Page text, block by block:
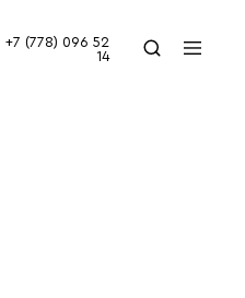
+7 (778) 096 52
14